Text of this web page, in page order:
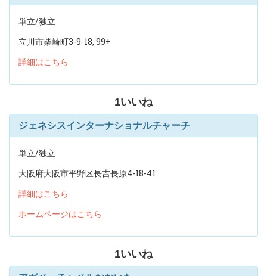
単立/独立
立川市柴崎町3-9-18, 99+
詳細はこちら
1いいね
ジェネシスインターナショナルチャーチ
単立/独立
大阪府大阪市平野区長吉長原4-18-41
詳細はこちら
ホームページはこちら
1いいね